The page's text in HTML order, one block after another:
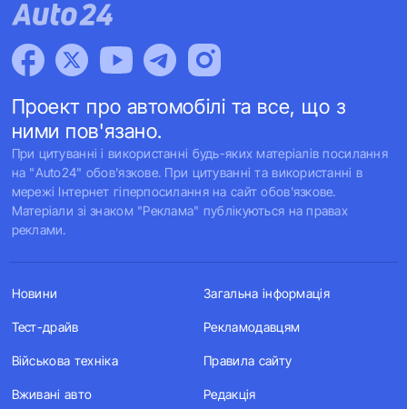
Проект про автомобілі та все, що з
ними пов'язано.
При цитуванні і використанні будь-яких матеріалів посилання
на "Auto24" обов'язкове. При цитуванні та використанні в
мережі Інтернет гіперпосилання на сайт обов'язкове.
Матеріали зі знаком "Реклама" публікуються на правах
реклами.
Новини
Тест-драйв
Військова техніка
Вживані авто
Загальна інформація
Рекламодавцям
Правила сайту
Редакція